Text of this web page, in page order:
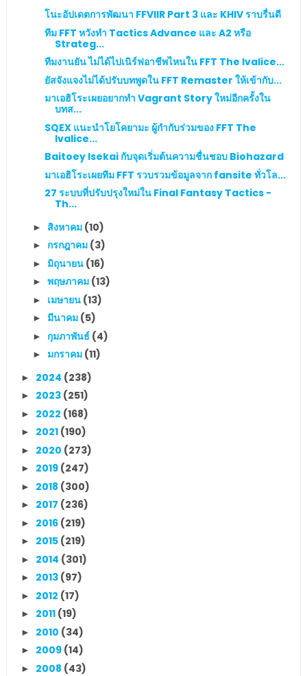
โนะอัปเดตการพัฒนา FFVIIR Part 3 และ KHIV ราบรื่นดี
ทีม FFT หวังทำ Tactics Advance และ A2 หรือ
Strateg...
ทีมงานยัน ไม่ได้ไปเนิร์ฟอาชีพไหนใน FFT The Ivalice...
ยัสจังแจงไม่ได้ปรับบทพูดใน FFT Remaster ให้เข้ากับ...
มาเอฮิโระเผยอยากทำ Vagrant Story ใหม่อีกครั้งใน
บทส...
SQEX แนะนำโยโคยามะ ผู้กำกับร่วมของ FFT The
Ivalice...
Baitoey Isekai กับจุดเริ่มต้นความชื่นชอบ Biohazard
มาเอฮิโระเผยทีม FFT รวบรวมข้อมูลจาก fansite ทั่วโล...
27 ระบบที่ปรับปรุงใหม่ใน Final Fantasy Tactics -
Th...
► สิงหาคม (10)
► กรกฎาคม (3)
► มิถุนายน (16)
► พฤษภาคม (13)
► เมษายน (13)
► มีนาคม (5)
► กุมภาพันธ์ (4)
► มกราคม (11)
► 2024 (238)
► 2023 (251)
► 2022 (168)
► 2021 (190)
► 2020 (273)
► 2019 (247)
► 2018 (300)
► 2017 (236)
► 2016 (219)
► 2015 (219)
► 2014 (301)
► 2013 (97)
► 2012 (17)
► 2011 (19)
► 2010 (34)
► 2009 (14)
► 2008 (43)